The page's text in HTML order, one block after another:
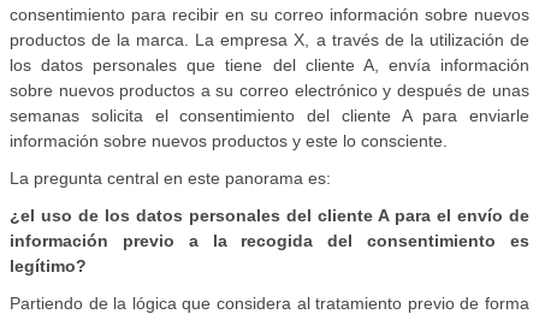
consentimiento para recibir en su correo información sobre nuevos
productos de la marca. La empresa X, a través de la utilización de
los datos personales que tiene del cliente A, envía información
sobre nuevos productos a su correo electrónico y después de unas
semanas solicita el consentimiento del cliente A para enviarle
información sobre nuevos productos y este lo consciente.
La pregunta central en este panorama es:
¿el uso de los datos personales del cliente A para el envío de
información previo a la recogida del consentimiento es
legítimo?
Partiendo de la lógica que considera al tratamiento previo de forma